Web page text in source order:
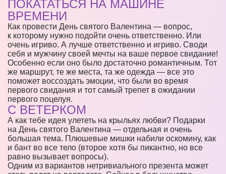
ПОКАТАТЬСЯ НА МАШИНЕ
ВРЕМЕНИ
Как провести День святого Валентина — вопрос,
к которому нужно подойти очень ответственно. Или
очень игриво. А лучше ответственно и игриво. Своди
себя и мужчину своей мечты на ваше первое свидание!
Особенно если оно было достаточно романтичным. Тот
же маршрут, те же места, та же одежда — все это
поможет воссоздать эмоции, что были во время
первого свидания и тот самый трепет в ожидании
первого поцелуя.
С ВЕТЕРКОМ
А как тебе идея улететь на крыльях любви? Подарки
на День святого Валентина — отдельная и очень
большая тема. Плюшевые мишки набили оскомину, как
и бант во все тело (второе хотя бы пикантно, но все
равно вызывает вопросы).
Одним из вариантов нетривиального презента может